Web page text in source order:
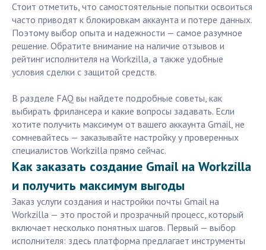
Стоит отметить, что самостоятельные попытки освоиться
часто приводят к блокировкам аккаунта и потере данных.
Поэтому выбор опыта и надежности — самое разумное
решение. Обратите внимание на наличие отзывов и
рейтинг исполнителя на Workzilla, а также удобные
условия сделки с защитой средств.
В разделе FAQ вы найдете подробные советы, как
выбирать фрилансера и какие вопросы задавать. Если
хотите получить максимум от вашего аккаунта Gmail, не
сомневайтесь — заказывайте настройку у проверенных
специалистов Workzilla прямо сейчас.
Как заказать создание Gmail на Workzilla
и получить максимум выгоды
Заказ услуги создания и настройки почты Gmail на
Workzilla — это простой и прозрачный процесс, который
включает несколько понятных шагов. Первый — выбор
исполнителя: здесь платформа предлагает инструменты